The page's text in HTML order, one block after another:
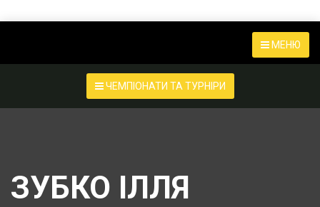
МЕНЮ
ЧЕМПІОНАТИ ТА ТУРНІРИ
ЗУБКО ІЛЛЯ